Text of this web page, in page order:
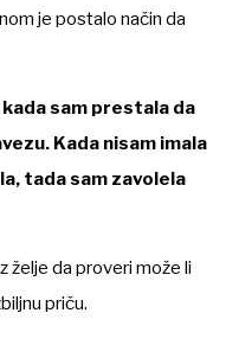
je postalo način da
sam prestala da
Kada nisam imala
tada sam zavolela
želje da proveri može li
priču.